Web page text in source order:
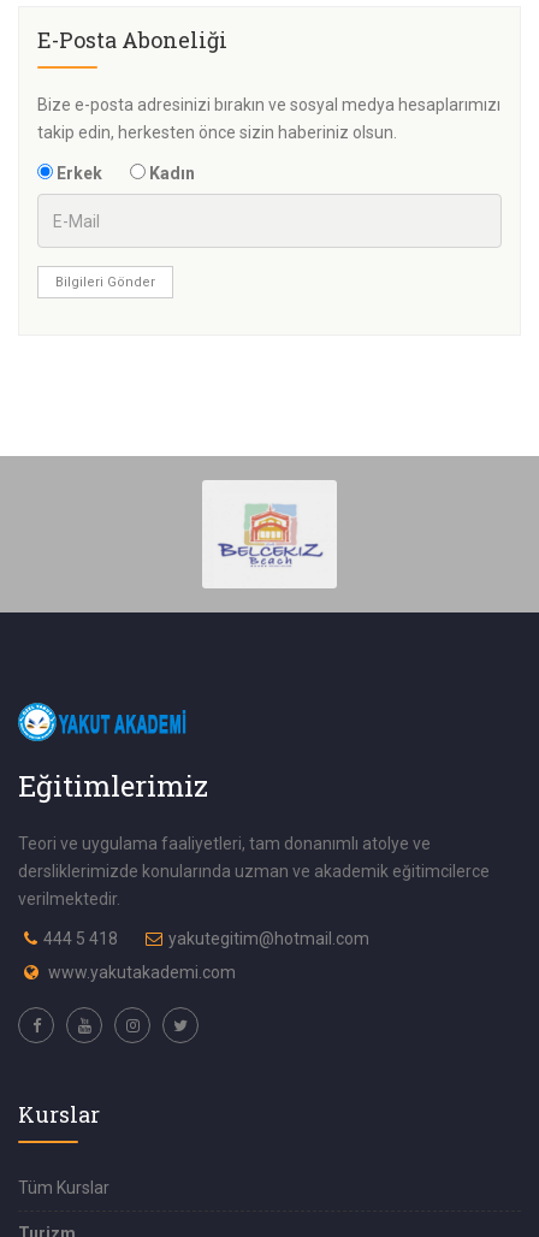
E-Posta Aboneliği
Bize e-posta adresinizi bırakın ve sosyal medya hesaplarımızı
takip edin, herkesten önce sizin haberiniz olsun.
Erkek Kadın
Bilgileri Gönder
Eğitimlerimiz
Teori ve uygulama faaliyetleri, tam donanımlı atolye ve
dersliklerimizde konularında uzman ve akademik eğitimcilerce
verilmektedir.
444 5 418
yakutegitim@hotmail.com
www.yakutakademi.com
Kurslar
Tüm Kurslar